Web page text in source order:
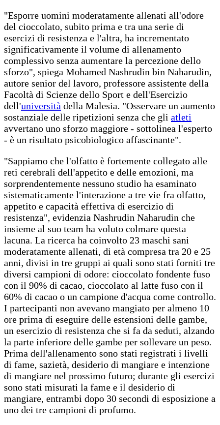
"Esporre uomini moderatamente allenati all'odore
del cioccolato, subito prima e tra una serie di
esercizi di resistenza e l'altra, ha incrementato
significativamente il volume di allenamento
complessivo senza aumentare la percezione dello
sforzo", spiega Mohamed Nashrudin bin Naharudin,
autore senior del lavoro, professore assistente della
Facoltà di Scienze dello Sport e dell'Esercizio
dell'università della Malesia. "Osservare un aumento
sostanziale delle ripetizioni senza che gli atleti
avvertano uno sforzo maggiore - sottolinea l'esperto
- è un risultato psicobiologico affascinante".
"Sappiamo che l'olfatto è fortemente collegato alle
reti cerebrali dell'appetito e delle emozioni, ma
sorprendentemente nessuno studio ha esaminato
sistematicamente l'interazione a tre vie fra olfatto,
appetito e capacità effettiva di esercizio di
resistenza", evidenzia Nashrudin Naharudin che
insieme al suo team ha voluto colmare questa
lacuna. La ricerca ha coinvolto 23 maschi sani
moderatamente allenati, di età compresa tra 20 e 25
anni, divisi in tre gruppi ai quali sono stati forniti tre
diversi campioni di odore: cioccolato fondente fuso
con il 90% di cacao, cioccolato al latte fuso con il
60% di cacao o un campione d'acqua come controllo.
I partecipanti non avevano mangiato per almeno 10
ore prima di eseguire delle estensioni delle gambe,
un esercizio di resistenza che si fa da seduti, alzando
la parte inferiore delle gambe per sollevare un peso.
Prima dell'allenamento sono stati registrati i livelli
di fame, sazietà, desiderio di mangiare e intenzione
di mangiare nel prossimo futuro; durante gli esercizi
sono stati misurati la fame e il desiderio di
mangiare, entrambi dopo 30 secondi di esposizione a
uno dei tre campioni di profumo.